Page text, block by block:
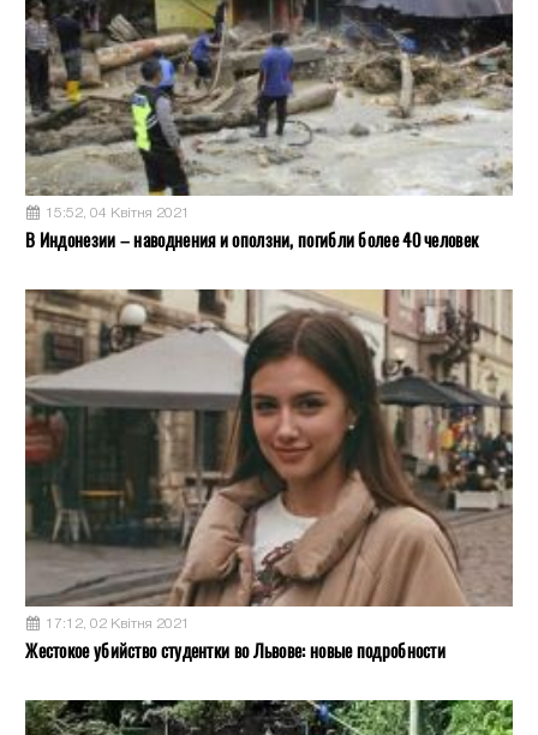
15:52, 04 Квітня 2021
В Индонезии – наводнения и оползни, погибли более 40 человек
17:12, 02 Квітня 2021
Жестокое убийство студентки во Львове: новые подробности